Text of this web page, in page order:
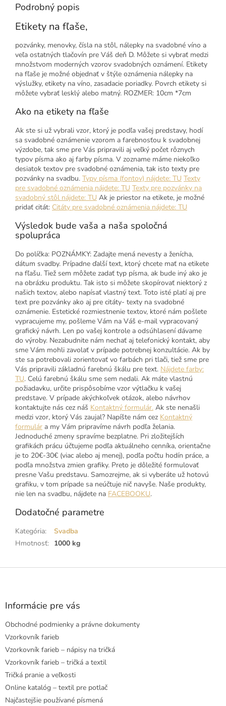
Podrobný popis
Etikety na fľaše,
pozvánky, menovky, čísla na stôl, nálepky na svadobné víno a
veľa ostatných tlačovín pre Váš deň D. Môžete si vybrať medzi
množstvom moderných vzorov svadobných oznámení. Etikety
na fľaše je možné objednať v štýle oznámenia nálepky na
výslužky, etikety na víno, zasadacie poriadky. Povrch etikety si
môžete vybrať lesklý alebo matný. ROZMER: 10cm *7cm
Ako na etikety na fľaše
Ak ste si už vybrali vzor, ktorý je podľa vašej predstavy, hodí
sa svadobné oznámenie vzorom a farebnosťou k svadobnej
výzdobe, tak sme pre Vás pripravili aj veľký počet rôznych
typov písma ako aj farby písma. V zozname máme niekoľko
desiatok textov pre svadobné oznámenia, tak isto texty pre
pozvánky na svadbu. Typy písma (fontov) nájdete: TU Texty
pre svadobné oznámenia nájdete: TU Texty pre pozvánky na
svadobný stôl nájdete: TU Ak je priestor na etikete, je možné
pridať citát: Citáty pre svadobné oznámenia nájdete: TU
Výsledok bude vaša a naša spoločná
spolupráca
Do políčka: POZNÁMKY: Zadajte mená nevesty a ženícha,
dátum svadby. Prípadne ďalší text, ktorý chcete mať na etikete
na fľašu. Tiež sem môžete zadať typ písma, ak bude iný ako je
na obrázku produktu. Tak isto si môžete skopírovať niektorý z
našich textov, alebo napísať vlastný text. Toto isté platí aj pre
text pre pozvánky ako aj pre citáty- texty na svadobné
oznámenie. Estetické rozmiestnenie textov, ktoré nám pošlete
vypracujeme my, pošleme Vám na Váš e-mail vypracovaný
grafický návrh. Len po vašej kontrole a odsúhlasení dávame
do výroby. Nezabudnite nám nechať aj telefonický kontakt, aby
sme Vám mohli zavolať v prípade potrebnej konzultácie. Ak by
ste sa potrebovali zorientovať vo farbách pri tlači, tiež sme pre
Vás pripravili základnú farebnú škálu pre text. Nájdete farby:
TU. Celú farebnú škálu sme sem nedali. Ak máte vlastnú
požiadavku, určite prispôsobíme vzor výtlačku k vašej
predstave. V prípade akýchkoľvek otázok, alebo návrhov
kontaktujte nás cez náš Kontaktný formulár. Ak ste nenašli
medzi vzor, ktorý Vás zaujal? Napíšte nám cez Kontaktný
formulár a my Vám pripravíme návrh podľa želania.
Jednoduché zmeny spravíme bezplatne. Pri zložitejších
grafikách prácu účtujeme podľa aktuálneho cenníka, orientačne
je to 20€-30€ (viac alebo aj menej), podľa počtu hodín práce, a
podľa množstva zmien grafiky. Preto je dôležité formulovať
presne Vašu predstavu. Samozrejme, ak si vyberáte už hotovú
grafiku, v tom prípade sa neúčtuje nič navyše. Naše produkty,
nie len na svadbu, nájdete na FACEBOOKU.
Dodatočné parametre
Kategória:
Svadba
Hmotnosť: 1000 kg
Z
Informácie pre vás
Obchodné podmienky a právne dokumenty
Vzorkovník farieb
Vzorkovník farieb – nápisy na tričká
Vzorkovník farieb – tričká a textil
Tričká pranie a veľkosti
Online katalóg – textil pre potlač
Najčastejšie používané písmená